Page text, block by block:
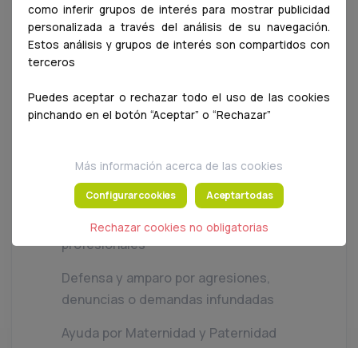
Certificado Digital de la FNMT
Bolsa de empleo
Firma Digital (Camefirma)
Acceso y Orientación para el empleo
Europea
Acceso al uso de instalaciones
colegiales para actividades
profesionales
Defensa y amparo por agresiones,
denuncias o demandas infundadas
Ayuda por Maternidad y Paternidad
como inferir grupos de interés para mostrar publicidad
personalizada a través del análisis de su navegación.
Estos análisis y grupos de interés son compartidos con
terceros
Puedes aceptar o rechazar todo el uso de las cookies
pinchando en el botón “Aceptar” o “Rechazar”
Más información acerca de las cookies
Configurar cookies Aceptar todas
Rechazar cookies no obligatorias